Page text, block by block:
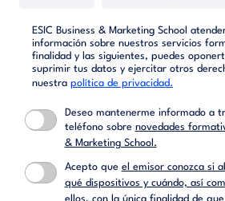
ESIC Business & Marketing School
información sobre nuestros servicios
finalidad y las siguientes, puedes
suprimir tus datos y ejercitar otros
nuestra política de privacidad.
Deseo mantenerme informado a
teléfono sobre novedades
& Marketing School.
Acepto que el emisor conozca si
qué dispositivos y cuándo, así